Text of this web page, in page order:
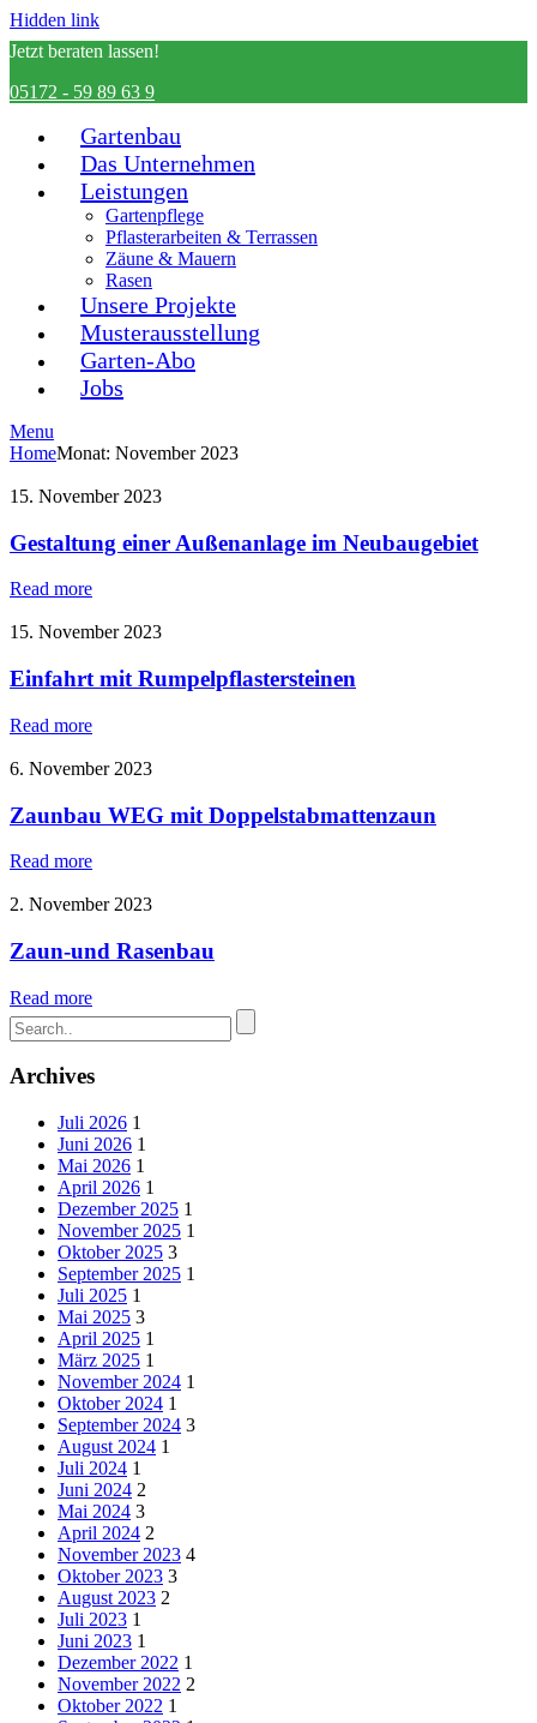
Hidden link
Jetzt beraten lassen!
05172 - 59 89 63 9
Gartenbau
Das Unternehmen
Leistungen
Gartenpflege
Pflasterarbeiten & Terrassen
Zäune & Mauern
Rasen
Unsere Projekte
Musterausstellung
Garten-Abo
Jobs
Menu
HomeMonat: November 2023
15. November 2023
Gestaltung einer Außenanlage im Neubaugebiet
Read more
15. November 2023
Einfahrt mit Rumpelpflastersteinen
Read more
6. November 2023
Zaunbau WEG mit Doppelstabmattenzaun
Read more
2. November 2023
Zaun-und Rasenbau
Read more
Archives
Juli 2026 1
Juni 2026 1
Mai 2026 1
April 2026 1
Dezember 2025 1
November 2025 1
Oktober 2025 3
September 2025 1
Juli 2025 1
Mai 2025 3
April 2025 1
März 2025 1
November 2024 1
Oktober 2024 1
September 2024 3
August 2024 1
Juli 2024 1
Juni 2024 2
Mai 2024 3
April 2024 2
November 2023 4
Oktober 2023 3
August 2023 2
Juli 2023 1
Juni 2023 1
Dezember 2022 1
November 2022 2
Oktober 2022 1